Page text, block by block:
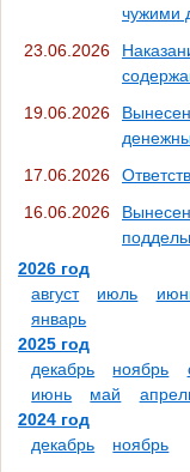
чужими
23.06.2026
19.06.2026
17.06.2026
16.06.2026
2026 год
август
июль
январь
2025 год
декабрь
ноябрь
июнь
май
2024 год
декабрь
ноябрь